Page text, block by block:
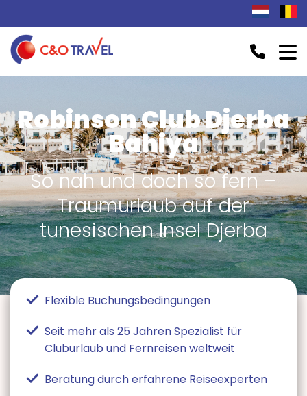
Robinson Club Djerba
Bahiya
So nah und doch so fern –
Traumurlaub auf der
tunesischen Insel Djerba
Flexible Buchungsbedingungen
Seit mehr als 25 Jahren Spezialist für
Cluburlaub und Fernreisen weltweit
Beratung durch erfahrene Reiseexperten